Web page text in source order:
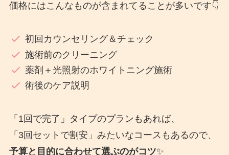
価格にはこんなものが含まれてることが多いです👇
初回カウンセリング＆チェック
施術前のクリーニング
薬剤＋光照射のホワイトニング施術
術後のケア説明
「1回で完了」タイプのプランもあれば、
「3回セットで割安」みたいなコースもあるので、
予算と目的に合わせて選ぶのがコツ✨